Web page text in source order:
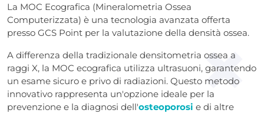
La MOC Ecografica (Mineralometria Ossea
Computerizzata) è una tecnologia avanzata offerta
presso GCS Point per la valutazione della densità ossea.
A differenza della tradizionale densitometria ossea a
raggi X, la MOC ecografica utilizza ultrasuoni, garantendo
un esame sicuro e privo di radiazioni. Questo metodo
innovativo rappresenta un'opzione ideale per la
prevenzione e la diagnosi dell'osteoporosi e di altre